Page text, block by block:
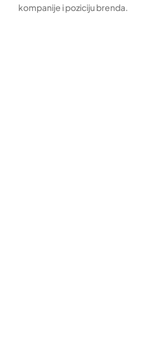
kompanije i poziciju brenda.